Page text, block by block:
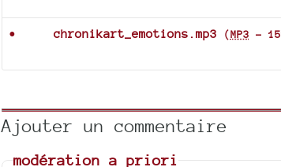
chronikart_emotions.mp3 (MP3 -
Ajouter un commentaire
modération a priori